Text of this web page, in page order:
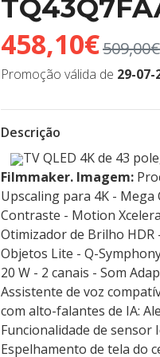
458,10€509,00€
Promoção válida de 29-07-
Descrição
TV QLED 4K de 43
Filmmaker. Imagem:
Upscaling para 4K -
Contraste - Motion
Otimizador de Brilho
Objetos Lite - Q-
20 W - 2 canais - Som
Assistente de voz
com alto-falantes de IA:
Funcionalidade de
Espelhamento de tela do